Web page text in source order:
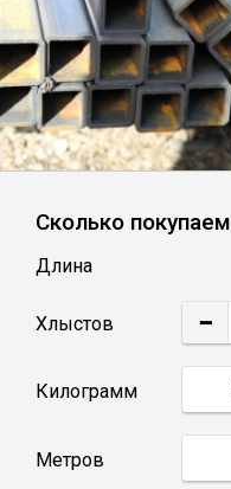
Уголок
Балка
Швеллер
Катанка
Сколько покупаем
Длина
Хлыстов −
Килограмм
Метров